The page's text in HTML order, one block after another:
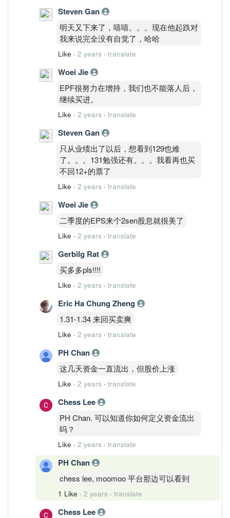
Steven Gan
明天又下来了，嘻嘻。。。现在他起跌对
我来说完全没有自觉了，哈哈
Like · 2 years · translate
Woei Jie
EPF很努力在增持，我们也不能落人后，
继续买进。
Like · 2 years · translate
Steven Gan
只从业绩出了以后，想看到129也难
了。。。131勉强还有。。。我看再也买
不回12+的票了
Like · 2 years · translate
Woei Jie
二季度的EPS来个2sen股息就很美了
Like · 2 years · translate
Gerbilg Rat
买多多pls!!!!
Like · 2 years · translate
Eric Ha Chung Zheng
1.31-1.34 来回买卖爽
Like · 2 years · translate
PH Chan
这几天资金一直流出，但股价上涨
Like · 2 years · translate
Chess Lee
PH Chan. 可以知道你如何定义资金流出
吗？
Like · 2 years · translate
PH Chan
chess lee, moomoo 平台那边可以看到
1 Like · 2 years · translate
Chess Lee